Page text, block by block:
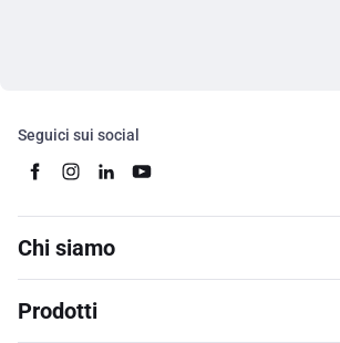
Seguici sui social
Chi siamo
Prodotti